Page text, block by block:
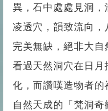
異，石中處處見洞
凌透穴，韻致流向，
完美無缺，絕非大
看過天然洞穴在日
化，而讚嘆造物者
自然天成的「梵洞